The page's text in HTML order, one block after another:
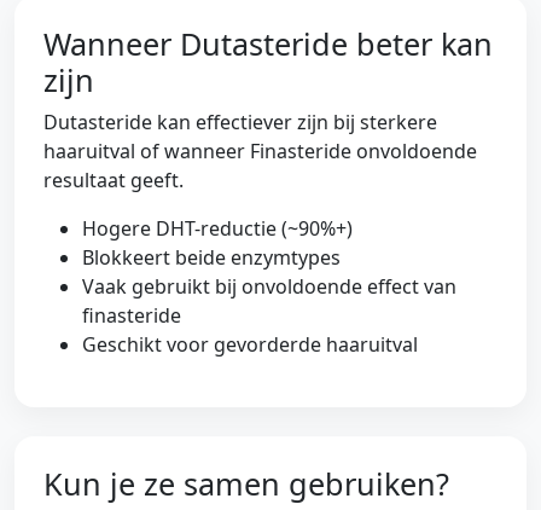
Wanneer Dutasteride beter kan
zijn
Dutasteride kan effectiever zijn bij sterkere
haaruitval of wanneer Finasteride onvoldoende
resultaat geeft.
Hogere DHT-reductie (~90%+)
Blokkeert beide enzymtypes
Vaak gebruikt bij onvoldoende effect van
finasteride
Geschikt voor gevorderde haaruitval
Kun je ze samen gebruiken?